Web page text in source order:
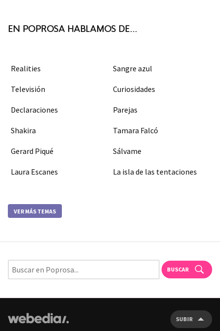
EN POPROSA HABLAMOS DE...
Realities Sangre azul
Televisión Curiosidades
Declaraciones Parejas
Shakira Tamara Falcó
Gerard Piqué Sálvame
Laura Escanes La isla de las tentaciones
VER MÁS TEMAS
BUSCAR
SUBIR